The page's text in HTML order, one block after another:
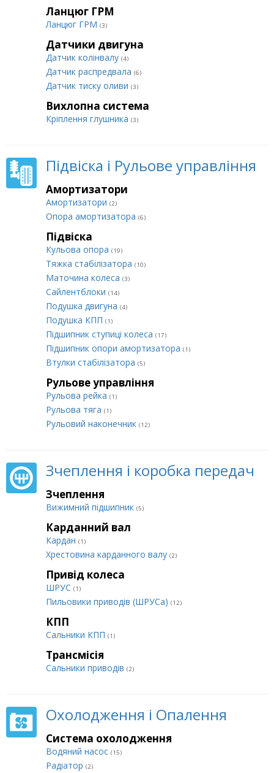
Ланцюг ГРМ
Ланцюг ГРМ (3)
Датчики двигуна
Датчик колінвалу (4)
Датчик распредвала (6)
Датчик тиску оливи (3)
Вихлопна система
Кріплення глушника (3)
Підвіска і Рульове управління
Амортизатори
Амортизатори (2)
Опора амортизатора (6)
Підвіска
Кульова опора (19)
Тяжка стабілізатора (10)
Маточина колеса (3)
Сайлентблоки (14)
Подушка двигуна (4)
Подушка КПП (1)
Підшипник ступиці колеса (17)
Підшипник опори амортизатора (1)
Втулки стабілізатора (5)
Рульове управління
Рульова рейка (1)
Рульова тяга (1)
Рульовий наконечник (12)
Зчеплення і коробка передач
Зчеплення
Вижимний підшипник (5)
Карданний вал
Кардан (1)
Хрестовина карданного валу (2)
Привід колеса
ШРУС (1)
Пильовики приводів (ШРУСа) (12)
КПП
Сальники КПП (1)
Трансмісія
Сальники приводів (2)
Охолодження і Опалення
Система охолодження
Водяний насос (15)
Радіатор (2)